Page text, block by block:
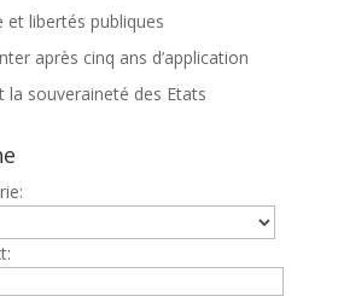
et libertés publiques
après cinq ans d’application
la souveraineté des Etats